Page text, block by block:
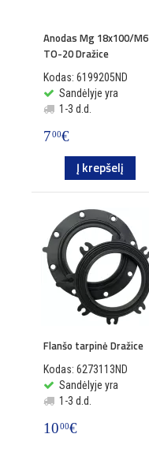
Anodas Mg 18x100/M6
TO-20 Dražice
Kodas: 6199205ND
Sandėlyje yra
1-3 d.d.
700€
Į krepšelį
Flanšo tarpinė Dražice
Kodas: 6273113ND
Sandėlyje yra
1-3 d.d.
1000€